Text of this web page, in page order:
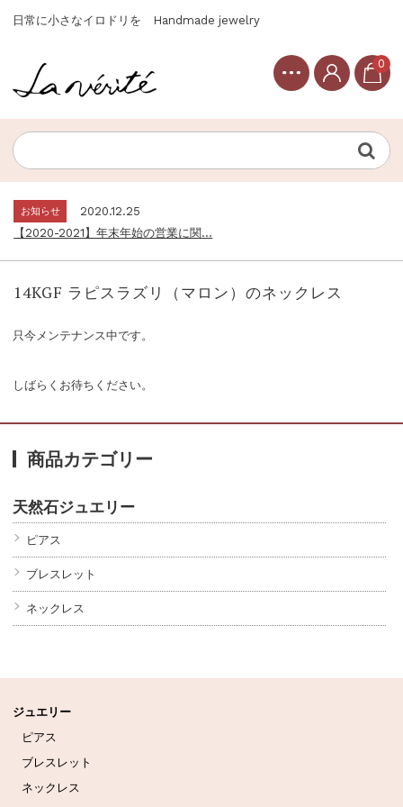
日常に小さなイロドリを Handmade jewelry
0
【2020-2021】年末年始の営業に関...
Topics
2020.12.30
お知らせ
2020.12.25
【2020-2021】年末年始の営業に関...
お知らせ
2020.12.25
14KGF ラピスラズリ（マロン）のネックレス
只今メンテナンス中です。
しばらくお待ちください。
商品カテゴリー
天然石ジュエリー
ピアス
ブレスレット
ネックレス
ジュエリー
ピアス
ブレスレット
ネックレス